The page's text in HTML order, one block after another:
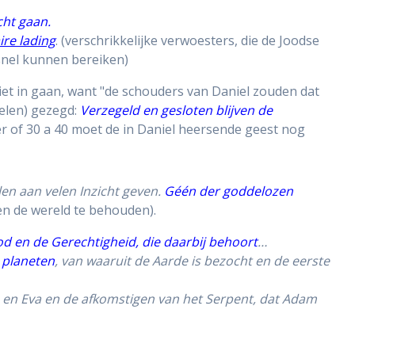
gaan.
lading. (verschrikkelijke verwoesters, die de Joodse
kunnen bereiken)
in gaan, want "de schouders van Daniel zouden dat
gezegd: Verzegeld en gesloten blijven de
of 30 a 40 moet de in Daniel heersende geest nog
aan velen Inzicht geven. Géén der goddelozen
de wereld te behouden).
en de Gerechtigheid, die daarbij behoort…
planeten, van waaruit de Aarde is bezocht en de eerste
Eva en de afkomstigen van het Serpent, dat Adam